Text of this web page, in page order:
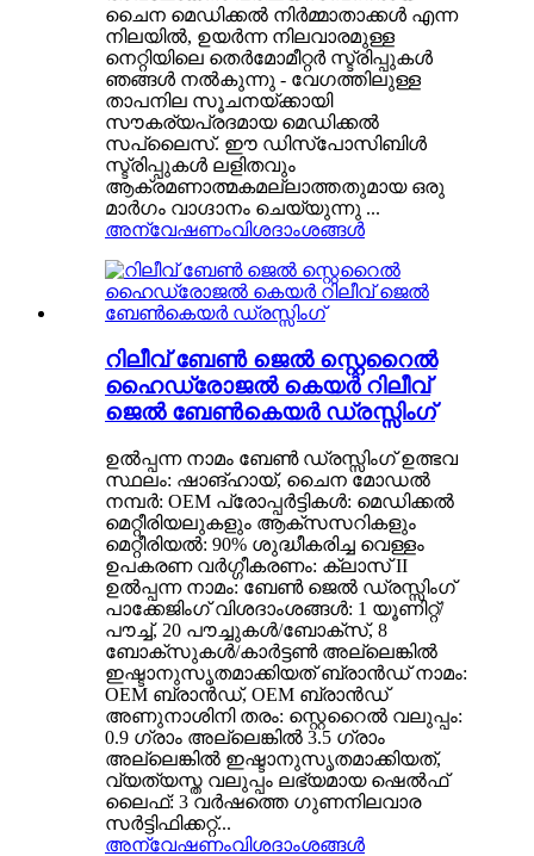
ചൈന മെഡിക്കൽ നിർമ്മാതാക്കൾ എന്ന
നിലയിൽ, ഉയർന്ന നിലവാരമുള്ള
നെറ്റിയിലെ തെർമോമീറ്റർ സ്ട്രിപ്പുകൾ
ഞങ്ങൾ നൽകുന്നു - വേഗത്തിലുള്ള
താപനില സൂചനയ്ക്കായി
സൗകര്യപ്രദമായ മെഡിക്കൽ
സപ്ലൈസ്. ഈ ഡിസ്പോസിബിൾ
സ്ട്രിപ്പുകൾ ലളിതവും
ആക്രമണാത്മകമല്ലാത്തതുമായ ഒരു
മാർഗം വാഗ്ദാനം ചെയ്യുന്നു ...
അന്വേഷണംവിശദാംശങ്ങൾ
റിലീവ് ബേൺ ജെൽ സ്റ്റെറൈൽ
ഹൈഡ്രോജൽ കെയർ റിലീവ്
ജെൽ ബേൺകെയർ ഡ്രസ്സിംഗ്
ഉൽപ്പന്ന നാമം ബേൺ ഡ്രസ്സിംഗ് ഉത്ഭവ
സ്ഥലം: ഷാങ്ഹായ്, ചൈന മോഡൽ
നമ്പർ: OEM പ്രോപ്പർട്ടികൾ: മെഡിക്കൽ
മെറ്റീരിയലുകളും ആക്‌സസറികളും
മെറ്റീരിയൽ: 90% ശുദ്ധീകരിച്ച വെള്ളം
ഉപകരണ വർഗ്ഗീകരണം: ക്ലാസ് II
ഉൽപ്പന്ന നാമം: ബേൺ ജെൽ ഡ്രസ്സിംഗ്
പാക്കേജിംഗ് വിശദാംശങ്ങൾ: 1 യൂണിറ്റ്/
പൗച്ച്, 20 പൗച്ചുകൾ/ബോക്സ്, 8
ബോക്സുകൾ/കാർട്ടൺ അല്ലെങ്കിൽ
ഇഷ്ടാനുസൃതമാക്കിയത് ബ്രാൻഡ് നാമം:
OEM ബ്രാൻഡ്, OEM ബ്രാൻഡ്
അണുനാശിനി തരം: സ്റ്റെറൈൽ വലുപ്പം:
0.9 ഗ്രാം അല്ലെങ്കിൽ 3.5 ഗ്രാം
അല്ലെങ്കിൽ ഇഷ്ടാനുസൃതമാക്കിയത്,
വ്യത്യസ്ത വലുപ്പം ലഭ്യമായ ഷെൽഫ്
ലൈഫ്: 3 വർഷത്തെ ഗുണനിലവാര
സർട്ടിഫിക്കറ്റ്...
അന്വേഷണംവിശദാംശങ്ങൾ